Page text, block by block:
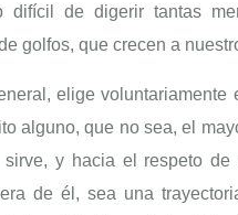
difícil de digerir tantas
golfos, que crecen a
elige voluntariamente
alguno, que no sea, el
y hacia el respeto
de él, sea una